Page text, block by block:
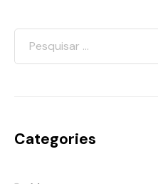
Categories